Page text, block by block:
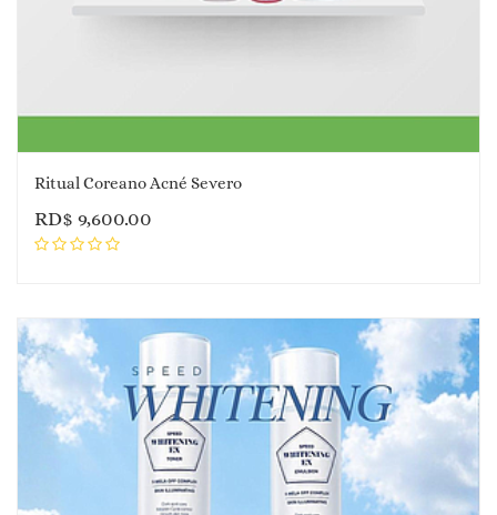
Ritual Coreano Acné Severo
RD$ 9,600.00